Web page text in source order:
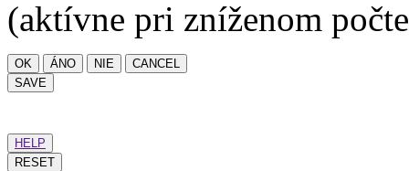
(aktívne pri zníženom
OK ÁNO NIE
CANCEL
SAVE
HELP
RESET